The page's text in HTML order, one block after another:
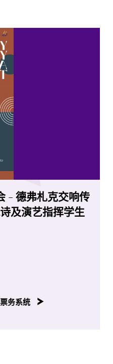
- 德弗札克交响传
及演艺指挥学生
务系统